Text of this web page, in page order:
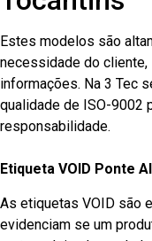
Estes modelos são
necessidade do
informações. Na 3 Tec
qualidade de ISO-9002
responsabilidade.
Etiqueta VOID Ponte
As etiquetas VOID são
evidenciam se um